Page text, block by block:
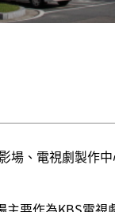
、電視劇製作